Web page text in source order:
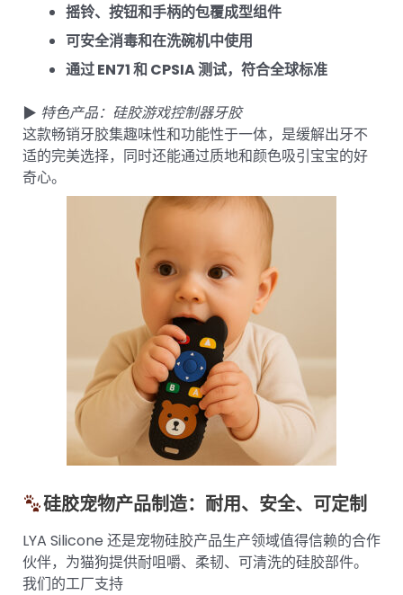
摇铃、按钮和手柄的包覆成型组件
可安全消毒和在洗碗机中使用
通过 EN71 和 CPSIA 测试，符合全球标准
▶ 特色产品：硅胶游戏控制器牙胶
这款畅销牙胶集趣味性和功能性于一体，是缓解出牙不
适的完美选择，同时还能通过质地和颜色吸引宝宝的好
奇心。
硅胶宠物产品制造：耐用、安全、可定制
LYA Silicone 还是宠物硅胶产品生产领域值得信赖的合作
伙伴，为猫狗提供耐咀嚼、柔韧、可清洗的硅胶部件。
我们的工厂支持